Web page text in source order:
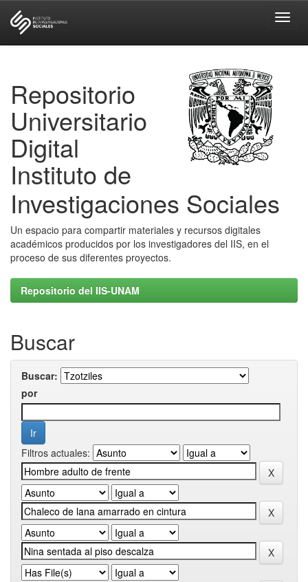
Repositorio
Universitario
Digital
Instituto de
Investigaciones Sociales
Un espacio para compartir materiales y recursos digitales
académicos producidos por los investigadores del IIS, en el
proceso de sus diferentes proyectos.
Repositorio del IIS-UNAM
Buscar
Buscar:
por
Filtros actuales: